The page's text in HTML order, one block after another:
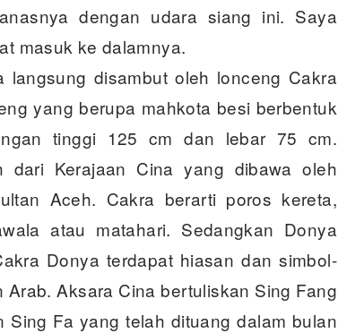
dengan udara siang ini. Saya
masuk ke dalamnya.
langsung disambut oleh lonceng Cakra
yang berupa mahkota besi berbentuk
tinggi 125 cm dan lebar 75 cm.
Kerajaan Cina yang dibawa oleh
Aceh. Cakra berarti poros kereta,
atau matahari. Sedangkan Donya
Donya terdapat hiasan dan simbol-
Aksara Cina bertuliskan Sing Fang
Sing Fa yang telah dituang dalam bulan